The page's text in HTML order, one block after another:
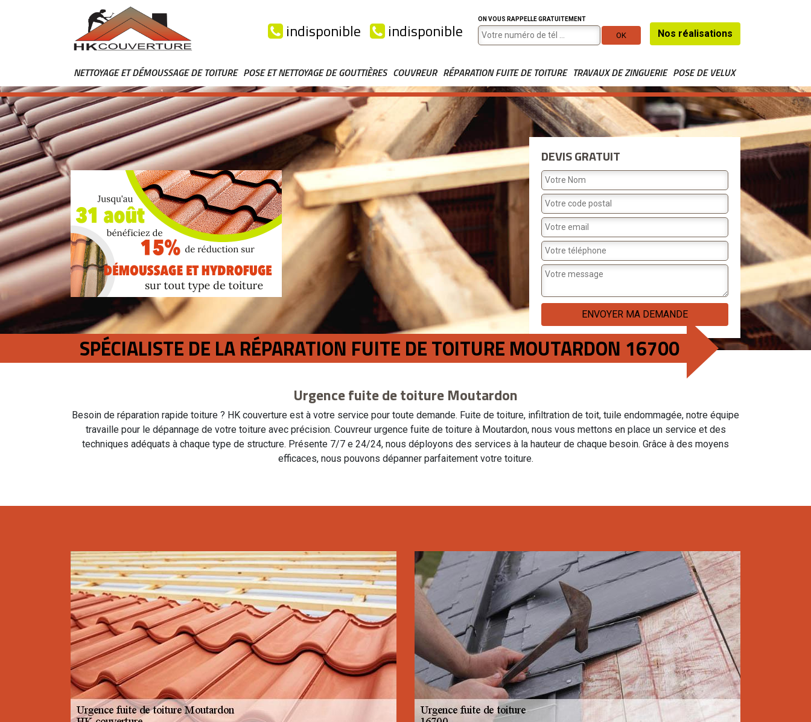
indisponible indisponible
ON VOUS RAPPELLE GRATUITEMENT
Nos réalisations
NETTOYAGE ET DÉMOUSSAGE DE TOITURE POSE ET NETTOYAGE DE GOUTTIÈRES COUVREUR RÉPARATION FUITE DE TOITURE TRAVAUX DE ZINGUERIE POSE DE VELUX
DEVIS GRATUIT
SPÉCIALISTE DE LA RÉPARATION FUITE DE TOITURE MOUTARDON 16700
Urgence fuite de toiture Moutardon
Besoin de réparation rapide toiture ? HK couverture est à votre service pour toute demande. Fuite de toiture, infiltration de toit, tuile endommagée, notre équipe
travaille pour le dépannage de votre toiture avec précision. Couvreur urgence fuite de toiture à Moutardon, nous vous mettons en place un service et des
techniques adéquats à chaque type de structure. Présente 7/7 e 24/24, nous déployons des services à la hauteur de chaque besoin. Grâce à des moyens
efficaces, nous pouvons dépanner parfaitement votre toiture.